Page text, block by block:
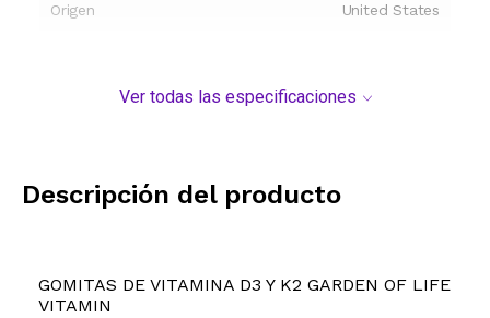
Origen United States
Ver todas las especificaciones
Descripción del producto
GOMITAS DE VITAMINA D3 Y K2 GARDEN OF LIFE
VITAMIN